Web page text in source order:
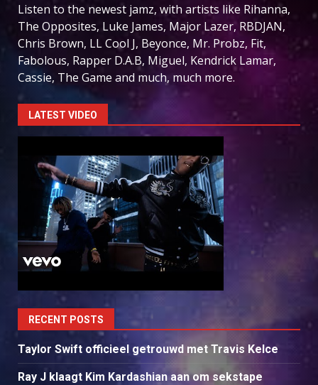
Listen to the newest jamz, with artists like Rihanna,
The Opposites, Luke James, Major Lazer, RBDJAN,
Chris Brown, LL Cool J, Beyonce, Mr. Probz, Fit,
Fabolous, Rapper D.A.B, Miguel, Kendrick Lamar,
Cassie, The Game and much, much more.
LATEST VIDEO
RECENT POSTS
Taylor Swift officieel getrouwd met Travis Kelce
Ray J klaagt Kim Kardashian aan om sekstape